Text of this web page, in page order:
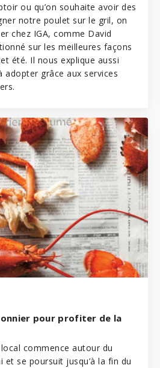
ou qu’on souhaite avoir des
notre poulet sur le gril, on
chez IGA, comme David
sur les meilleures façons
été. Il nous explique aussi
adopter grâce aux services
pour profiter de la
commence autour du
se poursuit jusqu’à la fin du